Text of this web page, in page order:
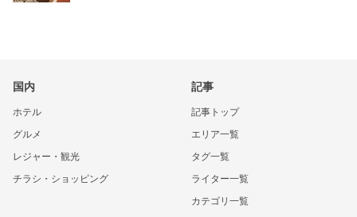
国内
ホテル
グルメ
レジャー・観光
チラシ・ショッピング
記事
記事トップ
エリア一覧
タグ一覧
ライター一覧
カテゴリ一覧